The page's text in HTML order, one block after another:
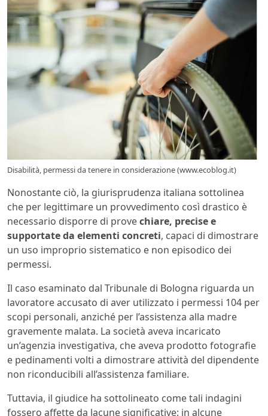
Disabilità, permessi da tenere in considerazione (www.ecoblog.it)
Nonostante ciò, la giurisprudenza italiana sottolinea
che per legittimare un provvedimento così drastico è
necessario disporre di provechiare, precise e
supportate da elementi concreti, capaci di dimostrare
un uso improprio sistematico e non episodico dei
permessi.
Il caso esaminato dal Tribunale di Bologna riguarda un
lavoratore accusato di aver utilizzato i permessi 104 per
scopi personali, anziché per l’assistenza alla madre
gravemente malata. La società aveva incaricato
un’agenzia investigativa, che aveva prodotto fotografie
e pedinamenti volti a dimostrare attività del dipendente
non riconducibili all’assistenza familiare.
Tuttavia, il giudice ha sottolineato come tali indagini
fossero affette da lacune significative: in alcune